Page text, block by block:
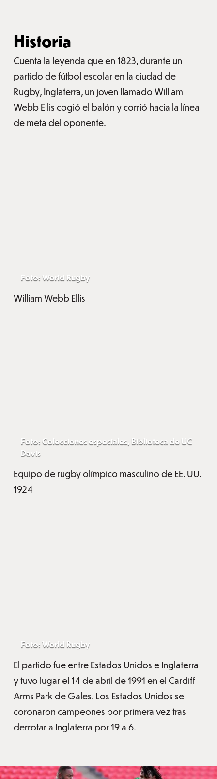
Historia
Cuenta la leyenda que en 1823, durante un
partido de fútbol escolar en la ciudad de
Rugby, Inglaterra, un joven llamado William
Webb Ellis cogió el balón y corrió hacia la línea
de meta del oponente.
Foto: World Rugby
William Webb Ellis
Foto: Colecciones especiales, Biblioteca de UC
Davis
Equipo de rugby olímpico masculino de EE. UU.
1924
Foto: World Rugby
El partido fue entre Estados Unidos e Inglaterra
y tuvo lugar el 14 de abril de 1991 en el Cardiff
Arms Park de Gales. Los Estados Unidos se
coronaron campeones por primera vez tras
derrotar a Inglaterra por 19 a 6.